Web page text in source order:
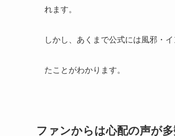
れます。
しかし、あくまで公式には風邪・
たことがわかります。
ファンからは心配の声が